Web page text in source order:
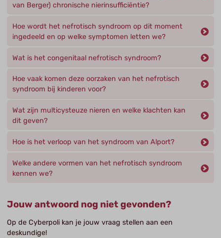
van Berger) chronische nierinsufficiëntie?
Hoe wordt het nefrotisch syndroom op dit moment
ingedeeld en op welke symptomen letten we?
Wat is het congenitaal nefrotisch syndroom?
Hoe vaak komen deze oorzaken van het nefrotisch
syndroom bij kinderen voor?
Wat zijn multicysteuze nieren en welke klachten kan
dit geven?
Hoe is het verloop van het syndroom van Alport?
Welke andere vormen van het nefrotisch syndroom
kennen we?
Jouw antwoord nog niet gevonden?
Op de Cyberpoli kan je jouw vraag stellen aan een
deskundige!